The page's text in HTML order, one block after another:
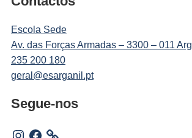
Escola Sede
Av. das Forças Armadas – 3300 – 011
235 200 180
geral@esarganil.pt
Segue-nos
Instagram
Facebook